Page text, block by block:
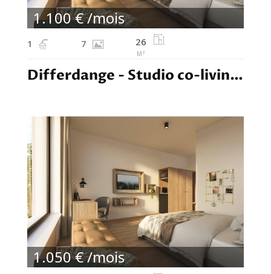
Differdange - Studio co-living - 1.100,00€
1 7 26
M²
1.100 € /mois
1.050 € /mois